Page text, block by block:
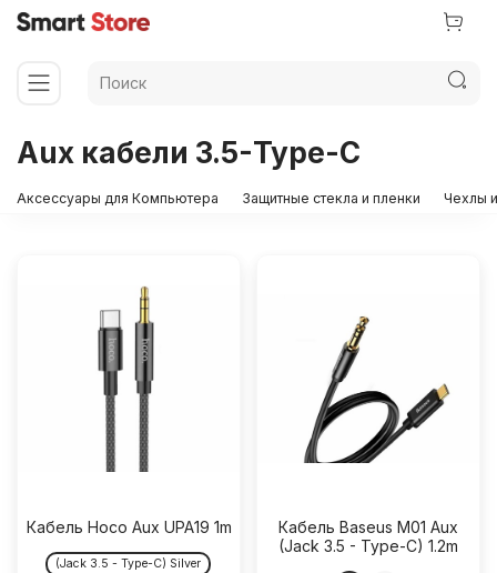
Aux кабели 3.5-Type-C
Аксессуары для Компьютера Защитные стекла и пленки Чехлы
Кабель Hoco Aux UPA19 1m
(Jack 3.5 - Type-C) Silver
Кабель Baseus M01 Aux
(Jack 3.5 - Type-C) 1.2m